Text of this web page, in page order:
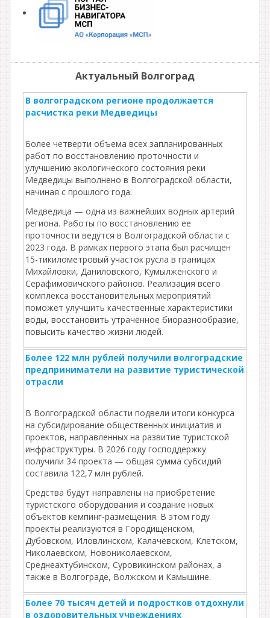
Актуальный Волгоград
В волгоградском регионе продолжается
расчистка реки Медведицы
Более четверти объема всех запланированных
работ по восстановлению проточности и
улучшению экологического состояния реки
Медведицы выполнено в Волгоградской области,
начиная с прошлого года.
Медведица — одна из важнейших водных артерий
региона. Работы по восстановлению ее
проточности ведутся в Волгоградской области с
2023 года. В рамках первого этапа был расчищен
15-тикилометровый участок русла в границах
Михайловки, Даниловского, Кумылженского и
Серафимовичского районов. Реализация всего
комплекса восстановительных мероприятий
поможет улучшить качественные характеристики
воды, восстановить утраченное биоразнообразие,
повысить качество жизни людей.
Более 122 млн рублей получили волгоградские
предприниматели на развитие туристической
отрасли
В Волгоградской области подвели итоги конкурса
на субсидирование общественных инициатив и
проектов, направленных на развитие туристской
инфраструктуры. В 2026 году господдержку
получили 34 проекта — общая сумма субсидий
составила 122,7 млн рублей.
Средства будут направлены на приобретение
туристского оборудования и создание новых
объектов кемпинг‑размещения. В этом году
проекты реализуются в Городищенском,
Дубовском, Иловлинском, Калачёвском, Клетском,
Николаевском, Новониколаевском,
Среднеахтубинском, Суровикинском районах, а
также в Волгограде, Волжском и Камышине.
Более 70 тысяч детей и подростков отдохнули
в оздоровительных учреждениях